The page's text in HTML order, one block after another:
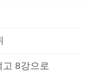
8강으로